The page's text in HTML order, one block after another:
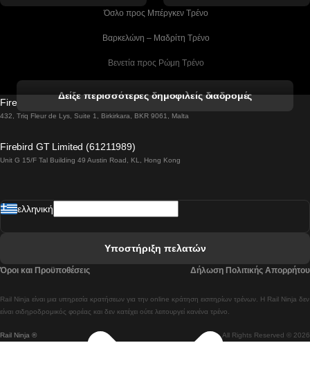
Όσλο προς Μπέργκεν Tρένο
Βαρκελώνη – Μαδρίτη Tρένο
Βενετία προς Ρώμη Τρένο
Βιέννη προς Σάλτσμπουργκ Τρένα
Βουδαπέστη προς Πράγα Tρένο
Λισαβόνα προς Λάγος Tρένο
Λισαβόνα προς Μαδρίτη Τρένα
Δείξε περισσότερες δημοφιλείς διαδρομές
Firebird GT Limited (OC 1451)
432, Triq Fleur de Lys, Suite 1, Birkirkara, BKR 9061, Malta
Firebird GT Limited (61211989)
Unit G 15/F Tal Building 49 Austin Road, KL, Hong Kong
Rail Ninja ® All Rights Reserved © 2026
Rail Ninja είναι μια υπηρεσία κρατήσεων για την online κράτηση εισιτηρίων τρένων. Η Rail Ninja δεν
είναι σιδηροδρομικός φορέας και δεν κατέχει ούτε λειτουργεί κανένα τρένο.
ελληνική
Υποστήριξη πελατών
Όροι και Προϋποθέσεις Δήλωση Πολιτικής Απορρήτου